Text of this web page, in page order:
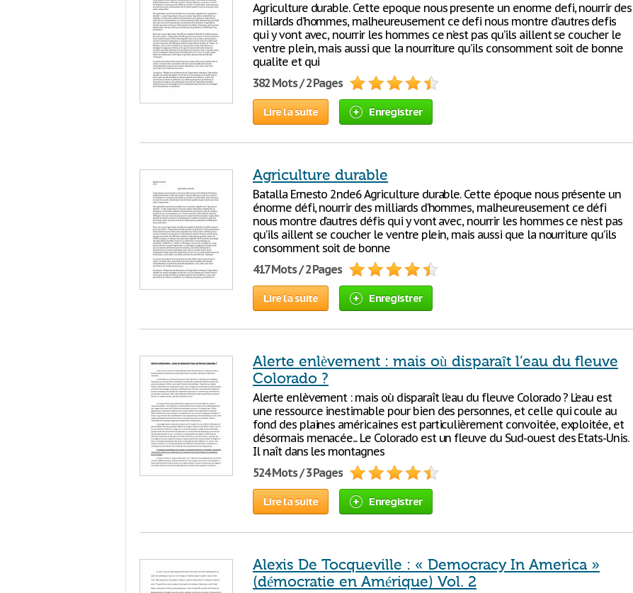
Agriculture durable. Cette epoque nous presente un enorme defi, nourrir des
millards d’hommes, malheureusement ce defi nous montre d’autres defis
qui y vont avec, nourrir les hommes ce n’est pas qu’ils aillent se coucher le
ventre plein, mais aussi que la nourriture qu’ils consomment soit de bonne
qualite et qui
382 Mots / 2 Pages
Lire la suite Enregistrer
Agriculture durable
Batalla Ernesto 2nde6 Agriculture durable. Cette époque nous présente un
énorme défi, nourrir des milliards d’hommes, malheureusement ce défi
nous montre d’autres défis qui y vont avec, nourrir les hommes ce n’est pas
qu’ils aillent se coucher le ventre plein, mais aussi que la nourriture qu’ils
consomment soit de bonne
417 Mots / 2 Pages
Lire la suite Enregistrer
Alerte enlèvement : mais où disparaît l’eau du fleuve
Colorado ?
Alerte enlèvement : mais où disparaît l’eau du fleuve Colorado ? L’eau est
une ressource inestimable pour bien des personnes, et celle qui coule au
fond des plaines américaines est particulièrement convoitée, exploitée, et
désormais menacée... Le Colorado est un fleuve du Sud-ouest des Etats-Unis.
Il naît dans les montagnes
524 Mots / 3 Pages
Lire la suite Enregistrer
Alexis De Tocqueville : « Democracy In America »
(démocratie en Amérique) Vol. 2